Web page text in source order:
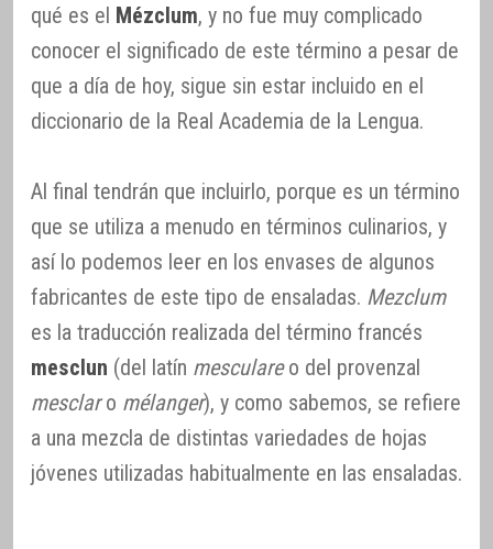
qué es el Mézclum, y no fue muy complicado
conocer el significado de este término a pesar de
que a día de hoy, sigue sin estar incluido en el
diccionario de la Real Academia de la Lengua.
Al final tendrán que incluirlo, porque es un término
que se utiliza a menudo en términos culinarios, y
así lo podemos leer en los envases de algunos
fabricantes de este tipo de ensaladas. Mezclum
es la traducción realizada del término francés
mesclun (del latín mesculareo del provenzal
mesclaro mélanger), y como sabemos, se refiere
a una mezcla de distintas variedades de hojas
jóvenes utilizadas habitualmente en las ensaladas.